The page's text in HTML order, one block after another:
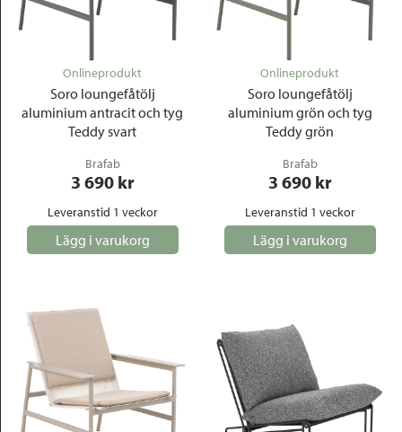
Soro loungefåtölj
aluminium antracit och tyg
Teddy svart
Onlineprodukt
Brafab
3 690 kr
Leveranstid 1 veckor
Lägg i varukorg
Soro loungefåtölj
aluminium grön och tyg
Teddy grön
Onlineprodukt
Brafab
3 690 kr
Leveranstid 1 veckor
Lägg i varukorg